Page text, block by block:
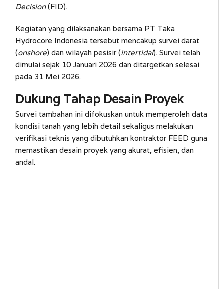
Decision(FID).
Kegiatan yang dilaksanakan bersama PT Taka
Hydrocore Indonesia tersebut mencakup survei darat
(onshore) dan wilayah pesisir (intertidal). Survei telah
dimulai sejak 10 Januari 2026 dan ditargetkan selesai
pada 31 Mei 2026.
Dukung Tahap Desain Proyek
Survei tambahan ini difokuskan untuk memperoleh data
kondisi tanah yang lebih detail sekaligus melakukan
verifikasi teknis yang dibutuhkan kontraktor FEED guna
memastikan desain proyek yang akurat, efisien, dan
andal.